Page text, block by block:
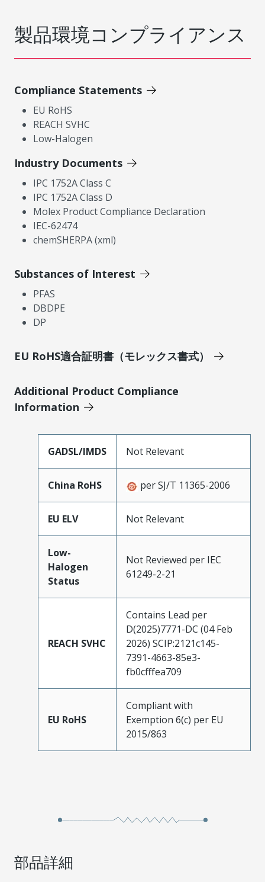
製品環境コンプライアンス
Compliance Statements
EU RoHS
REACH SVHC
Low-Halogen
Industry Documents
IPC 1752A Class C
IPC 1752A Class D
Molex Product Compliance Declaration
IEC-62474
chemSHERPA (xml)
Substances of Interest
PFAS
DBDPE
DP
EU RoHS適合証明書（モレックス書式）
Additional Product Compliance
Information
GADSL/IMDS Not Relevant
China RoHS per SJ/T 11365-2006
EU ELV Not Relevant
Low-
Halogen
Status
Not Reviewed per IEC
61249-2-21
REACH SVHC
Contains Lead per
D(2025)7771-DC (04 Feb
2026) SCIP:2121c145-
7391-4663-85e3-
fb0cfffea709
EU RoHS
Compliant with
Exemption 6(c) per EU
2015/863
部品詳細